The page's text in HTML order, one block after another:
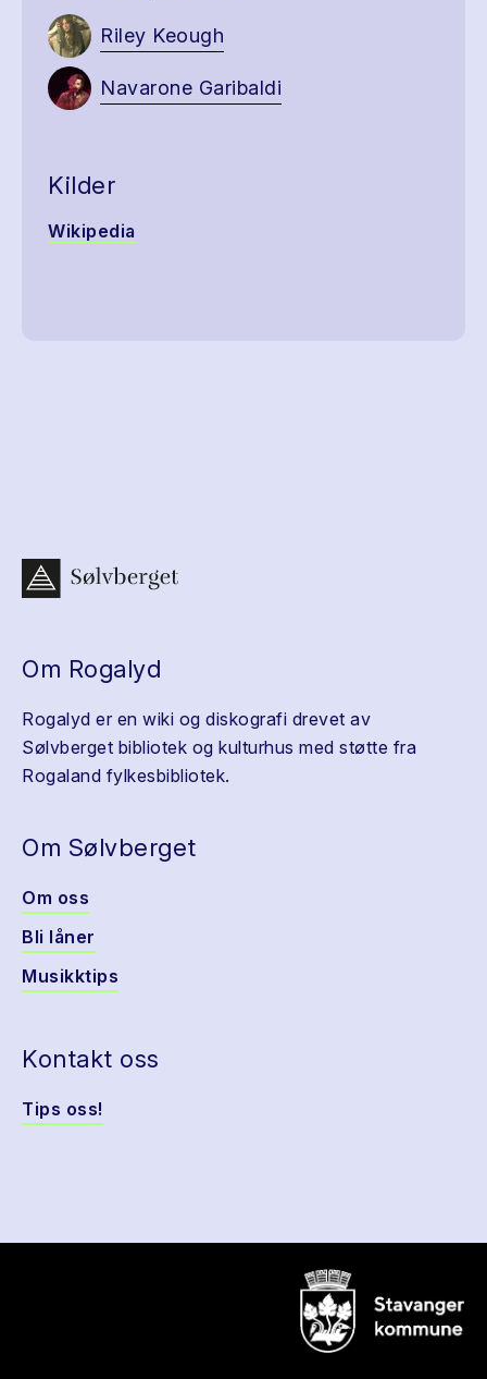
Riley Keough
Navarone Garibaldi
Kilder
Wikipedia
Om Rogalyd
Rogalyd er en wiki og diskografi drevet av
Sølvberget bibliotek og kulturhus med støtte fra
Rogaland fylkesbibliotek.
Om Sølvberget
Om oss
Bli låner
Musikktips
Kontakt oss
Tips oss!